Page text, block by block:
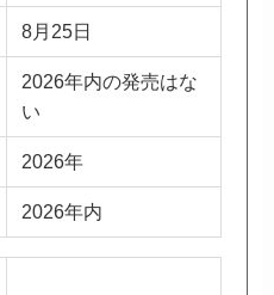
8月25日
2026年内の発売はな
い
2026年
2026年内